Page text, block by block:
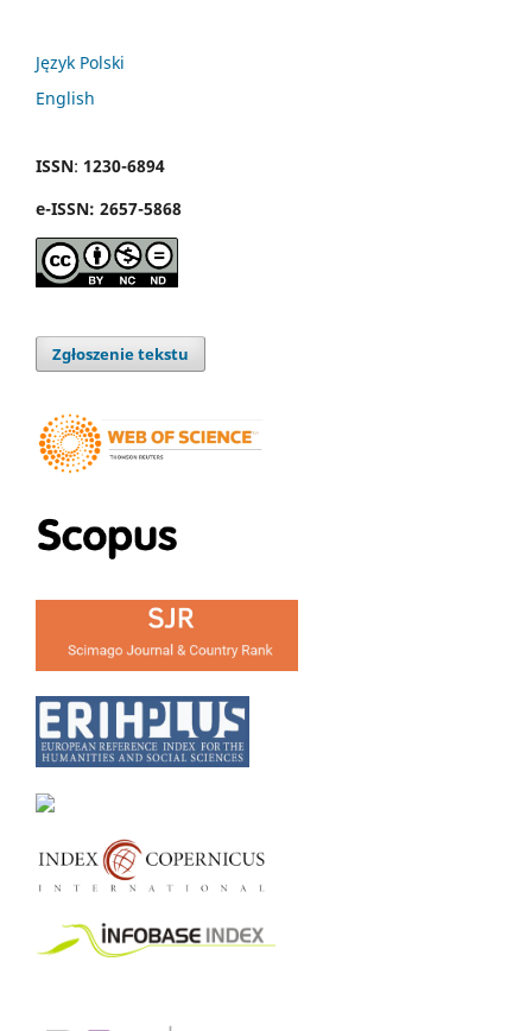
Język Polski
English
ISSN: 1230-6894
e-ISSN: 2657-5868
Zgłoszenie tekstu